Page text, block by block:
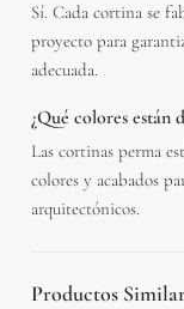
Sí. Cada cortina se
proyecto para
adecuada.
¿Qué colores están
Las cortinas perma
colores y acabados
arquitectónicos.
Productos